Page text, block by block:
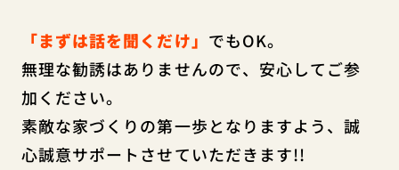
「まずは話を聞くだけ」 でもOK。
無理な勧誘はありませんので、安心してご参
加ください。
素敵な家づくりの第一歩となりますよう、誠
心誠意サポートさせていただきます!!